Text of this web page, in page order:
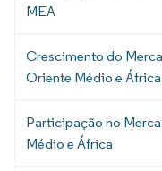
MEA
Crescimento do
Oriente Médio e África
Participação no
Médio e África